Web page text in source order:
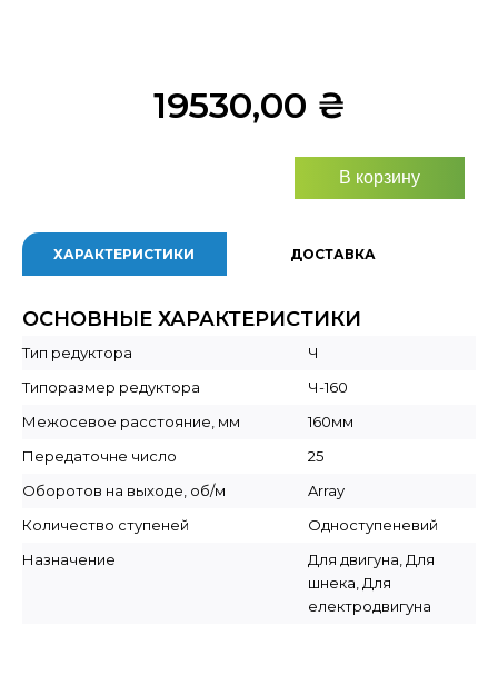
19530,00 ₴
В корзину
ХАРАКТЕРИСТИКИ ДОСТАВКА
ОСНОВНЫЕ ХАРАКТЕРИСТИКИ
Тип редуктора
Ч
Типоразмер редуктора
Ч-160
Межосевое расстояние, мм
160мм
Передаточне число
25
Оборотов на выходе, об/м
Array
Количество ступеней
Одноступеневий
Назначение
Для двигуна, Для
шнека, Для
електродвигуна